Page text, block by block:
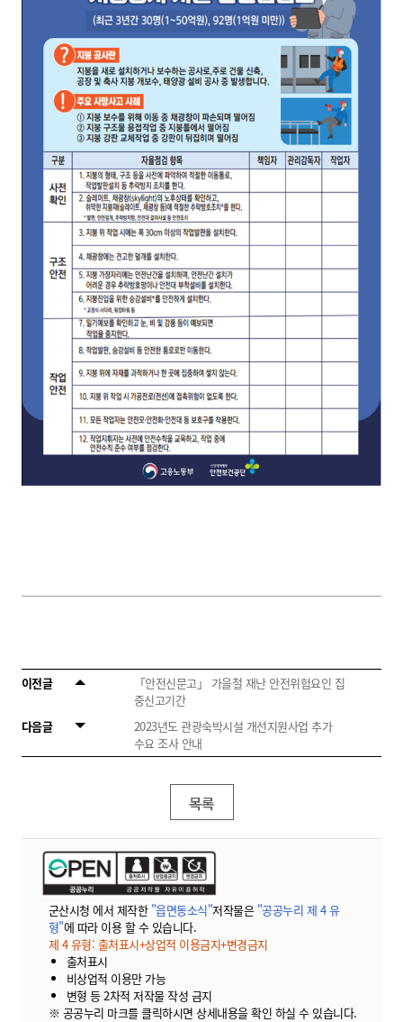
이전글
「안전신문고」 가을철 재난 안전위험요인 집
중신고기간
다음글
2023년도 관광숙박시설 개선지원사업 추가
수요 조사 안내
목록
군산시청 에서 제작한 "읍면동소식"저작물은 "공공누리 제 4 유
형"에 따라 이용 할 수 있습니다.
제 4 유형: 출처표시+상업적 이용금지+변경금지
출처표시
비상업적 이용만 가능
변형 등 2차적 저작물 작성 금지
※ 공공누리 마크를 클릭하시면 상세내용을 확인 하실 수 있습니다.